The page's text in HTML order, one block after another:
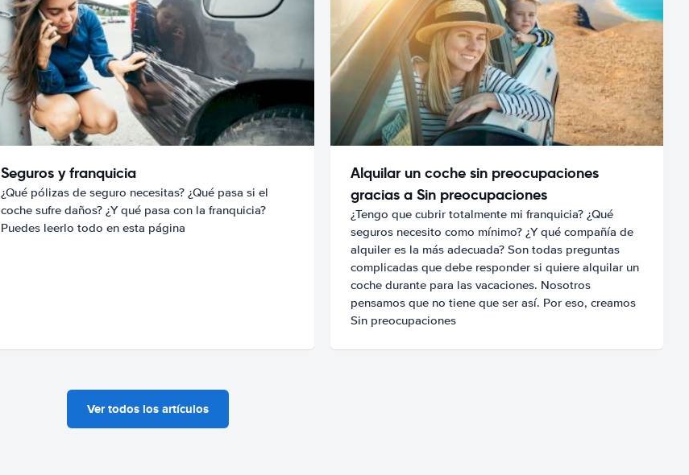
Seguros y franquicia
¿Qué pólizas de seguro necesitas? ¿Qué pasa si el
coche sufre daños? ¿Y qué pasa con la franquicia?
Puedes leerlo todo en esta página
Alquilar un coche sin preocupaciones
gracias a Sin preocupaciones
¿Tengo que cubrir totalmente mi franquicia? ¿Qué
seguros necesito como mínimo? ¿Y qué compañía de
alquiler es la más adecuada? Son todas preguntas
complicadas que debe responder si quiere alquilar un
coche durante para las vacaciones. Nosotros
pensamos que no tiene que ser así. Por eso, creamos
Sin preocupaciones
Ver todos los artículos